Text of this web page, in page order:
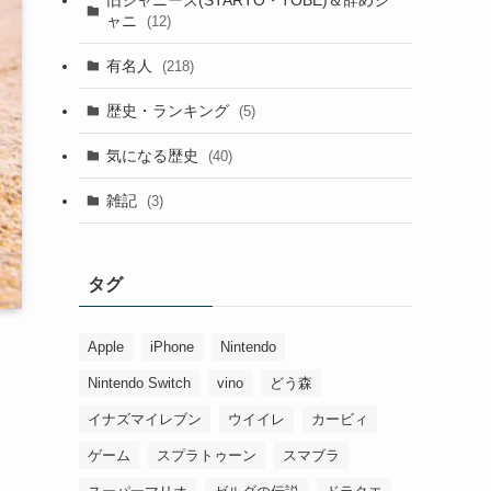
ャニ
(12)
有名人 (218)
歴史・ランキング (5)
気になる歴史 (40)
雑記 (3)
タグ
Apple iPhone Nintendo
Nintendo Switch vino どう森
イナズマイレブン ウイイレ カービィ
ゲーム スプラトゥーン スマブラ